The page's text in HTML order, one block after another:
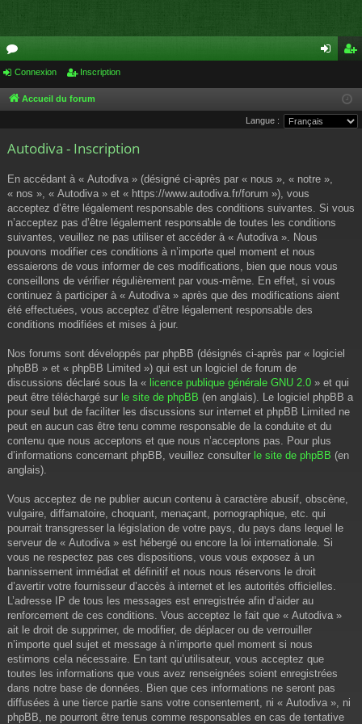
or
u
s
cri
pti
Connexion Inscription
Accueil du forum
Langue :
Autodiva - Inscription
En accédant à « Autodiva » (désigné ci-après par « nous », « notre »,
« nos », « Autodiva » et « https://www.autodiva.fr/forum »), vous
acceptez d’être légalement responsable des conditions suivantes. Si vous
n’acceptez pas d’être légalement responsable de toutes les conditions
suivantes, veuillez ne pas utiliser et accéder à « Autodiva ». Nous
pouvons modifier ces conditions à n’importe quel moment et nous
essaierons de vous informer de ces modifications, bien que nous vous
conseillons de vérifier régulièrement par vous-même. En effet, si vous
continuez à participer à « Autodiva » après que des modifications aient
été effectuées, vous acceptez d’être légalement responsable des
conditions modifiées et mises à jour.
Nos forums sont développés par phpBB (désignés ci-après par « logiciel
phpBB » et « phpBB Limited ») qui est un logiciel de forum de
discussions déclaré sous la « licence publique générale GNU 2.0 » et qui
peut être téléchargé sur le site de phpBB (en anglais). Le logiciel phpBB a
pour seul but de faciliter les discussions sur internet et phpBB Limited ne
peut en aucun cas être tenu comme responsable de la conduite et du
contenu que nous acceptons et que nous n’acceptons pas. Pour plus
d’informations concernant phpBB, veuillez consulter le site de phpBB (en
anglais).
Vous acceptez de ne publier aucun contenu à caractère abusif, obscène,
vulgaire, diffamatoire, choquant, menaçant, pornographique, etc. qui
pourrait transgresser la législation de votre pays, du pays dans lequel le
serveur de « Autodiva » est hébergé ou encore la loi internationale. Si
vous ne respectez pas ces dispositions, vous vous exposez à un
bannissement immédiat et définitif et nous nous réservons le droit
d’avertir votre fournisseur d’accès à internet et les autorités officielles.
L’adresse IP de tous les messages est enregistrée afin d’aider au
renforcement de ces conditions. Vous acceptez le fait que « Autodiva »
ait le droit de supprimer, de modifier, de déplacer ou de verrouiller
n’importe quel sujet et message à n’importe quel moment si nous
estimons cela nécessaire. En tant qu’utilisateur, vous acceptez que
toutes les informations que vous avez renseignées soient enregistrées
dans notre base de données. Bien que ces informations ne seront pas
diffusées à une tierce partie sans votre consentement, ni « Autodiva », ni
phpBB, ne pourront être tenus comme responsables en cas de tentative